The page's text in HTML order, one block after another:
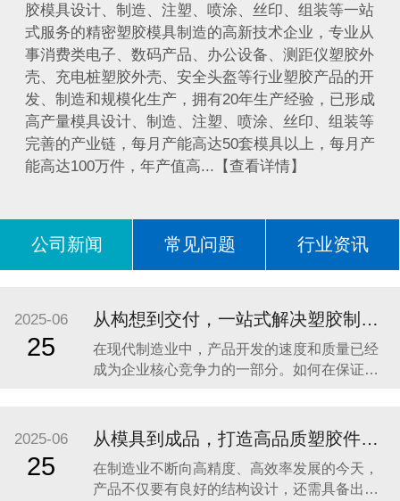
胶模具设计、制造、注塑、喷涂、丝印、组装等一站
式服务的精密塑胶模具制造的高新技术企业，专业从
事消费类电子、数码产品、办公设备、测距仪塑胶外
壳、充电桩塑胶外壳、安全头盔等行业塑胶产品的开
发、制造和规模化生产，拥有20年生产经验，已形成
高产量模具设计、制造、注塑、喷涂、丝印、组装等
完善的产业链，每月产能高达50套模具以上，每月产
能高达100万件，年产值高...【查看详情】
公司新闻 常见问题 行业资讯
2025-06
25
从构想到交付，一站式解决塑胶制品加工难题 —— 东莞市亿森精密模具有限公司助力企业高效开发高品质产品
在现代制造业中，产品开发的速度和质量已经
成为企业核心竞争力的一部分。如何在保证品
团队关注的重点。尤其是在塑胶制品领域，从
构想到模具设计、注塑成型，再到表面处理、
包装出货，涉及多个环节、多个工艺，如果分
包给不同供应商，
2025-06
25
从模具到成品，打造高品质塑胶件的一站式解决方案
在制造业不断向高精度、高效率发展的今天，
产品不仅要有良好的结构设计，还需具备出色